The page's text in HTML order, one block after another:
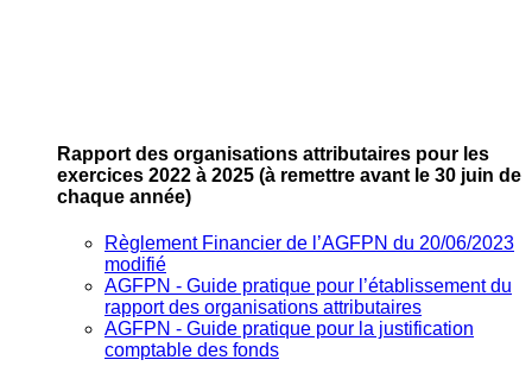
Rapport des organisations attributaires pour les
exercices 2022 à 2025 (à remettre avant le 30 juin de
chaque année)
Règlement Financier de l’AGFPN du 20/06/2023
modifié
AGFPN ‐ Guide pratique pour l’établissement du
rapport des organisations attributaires
AGFPN ‐ Guide pratique pour la justification
comptable des fonds